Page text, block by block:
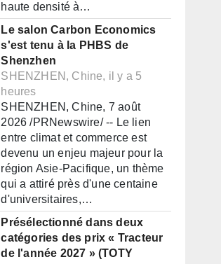
haute densité à…
Le salon Carbon Economics
s'est tenu à la PHBS de
Shenzhen
SHENZHEN, Chine, il y a 5
heures
SHENZHEN, Chine, 7 août
2026 /PRNewswire/ -- Le lien
entre climat et commerce est
devenu un enjeu majeur pour la
région Asie-Pacifique, un thème
qui a attiré près d'une centaine
d'universitaires,…
Présélectionné dans deux
catégories des prix « Tracteur
de l'année 2027 » (TOTY